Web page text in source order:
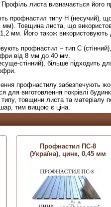
Профіль листа визначається його
профнастил типу Н (несучий),
Товщина листа, що
мм. Його також використовують
профнастил – тип С
від 8 мм до 40 мм.
стінний), більше підходить
профнастилу забезпечують
виготовлення покрівлі
товщини листа та матеріалу
тим вищою є ціна.
Профнастил ПС-8
(Україна), цинк, 0,45 мм